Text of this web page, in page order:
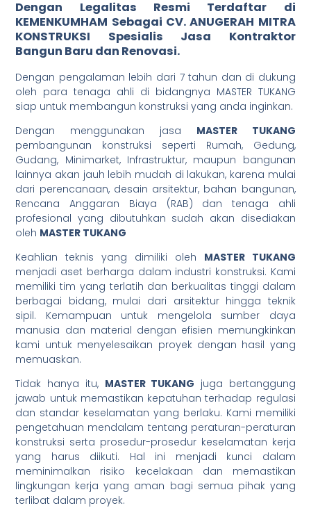
Dengan Legalitas Resmi Terdaftar di
KEMENKUMHAM Sebagai CV. ANUGERAH MITRA
KONSTRUKSI Spesialis Jasa Kontraktor
Bangun Baru dan Renovasi.
Dengan pengalaman lebih dari 7 tahun dan di dukung
oleh para tenaga ahli di bidangnya MASTER TUKANG
siap untuk membangun konstruksi yang anda inginkan.
Dengan menggunakan jasa MASTER TUKANG
pembangunan konstruksi seperti Rumah, Gedung,
Gudang, Minimarket, Infrastruktur, maupun bangunan
lainnya akan jauh lebih mudah di lakukan, karena mulai
dari perencanaan, desain arsitektur, bahan bangunan,
Rencana Anggaran Biaya (RAB) dan tenaga ahli
profesional yang dibutuhkan sudah akan disediakan
oleh MASTER TUKANG
Keahlian teknis yang dimiliki oleh MASTER TUKANG
menjadi aset berharga dalam industri konstruksi. Kami
memiliki tim yang terlatih dan berkualitas tinggi dalam
berbagai bidang, mulai dari arsitektur hingga teknik
sipil. Kemampuan untuk mengelola sumber daya
manusia dan material dengan efisien memungkinkan
kami untuk menyelesaikan proyek dengan hasil yang
memuaskan.
Tidak hanya itu, MASTER TUKANG juga bertanggung
jawab untuk memastikan kepatuhan terhadap regulasi
dan standar keselamatan yang berlaku. Kami memiliki
pengetahuan mendalam tentang peraturan-peraturan
konstruksi serta prosedur-prosedur keselamatan kerja
yang harus diikuti. Hal ini menjadi kunci dalam
meminimalkan risiko kecelakaan dan memastikan
lingkungan kerja yang aman bagi semua pihak yang
terlibat dalam proyek.